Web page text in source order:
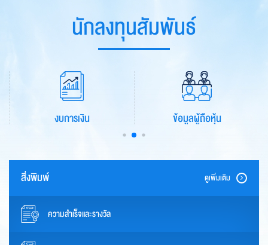
ไฟฟ้าพลังงานแสงอาทิตย์ในเวียดนาม 786.72 เมกะวัตต์
นักลงทุนสัมพันธ์
ข้อมูลผู้ถือหุ้น สอบถามข้อมูล
สิ่งพิมพ์ ดูเพิ่มเติม
ความสำเร็จและรางวัล